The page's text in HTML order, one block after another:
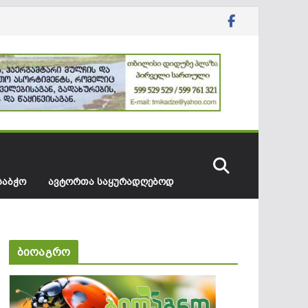
ᲐᲕᲢᲝᲠᲗᲐ ᲡᲐᲧᲣᲠᲐᲓᲦᲔᲑᲝᲓ
ბიოაგრო